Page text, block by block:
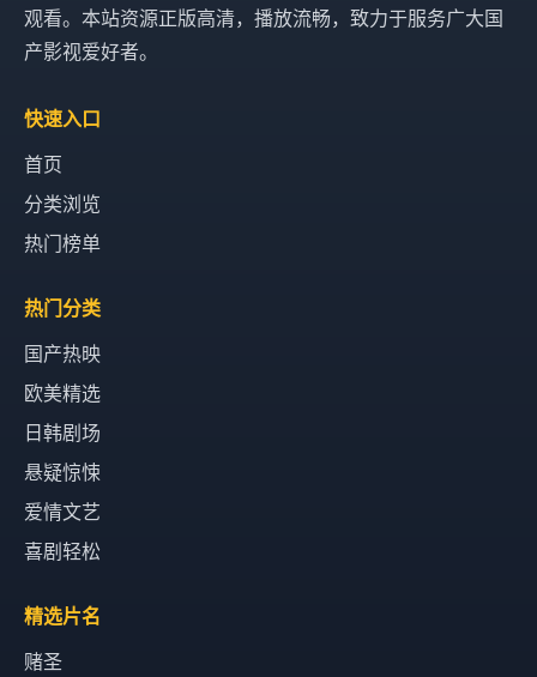
观看。本站资源正版高清，播放流畅，致力于服务广大国
产影视爱好者。
快速入口
首页
分类浏览
热门榜单
热门分类
国产热映
欧美精选
日韩剧场
悬疑惊悚
爱情文艺
喜剧轻松
精选片名
赌圣